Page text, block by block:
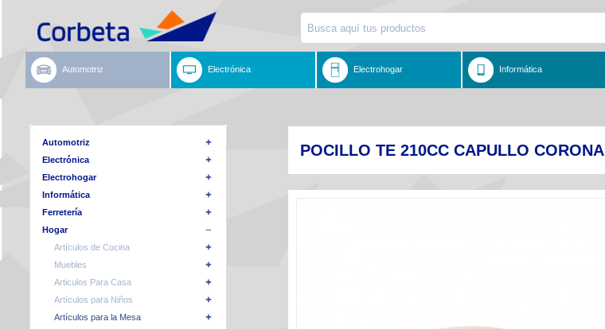
Automotriz Electrónica Electrohogar Informática
Automotriz
Electrónica
Electrohogar
Informática
Ferretería
Hogar
Artículos de Cocina
Muebles
Articulos Para Casa
Artículos para Niños
Artículos para la Mesa
POCILLO TE 210CC CAPULLO CORONA